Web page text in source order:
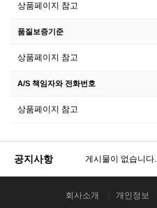
상품페이지 참고
품질보증기준
상품페이지 참고
A/S 책임자와 전화번호
상품페이지 참고
공지사항 게시물이 없습니다.
회사소개 개인정보